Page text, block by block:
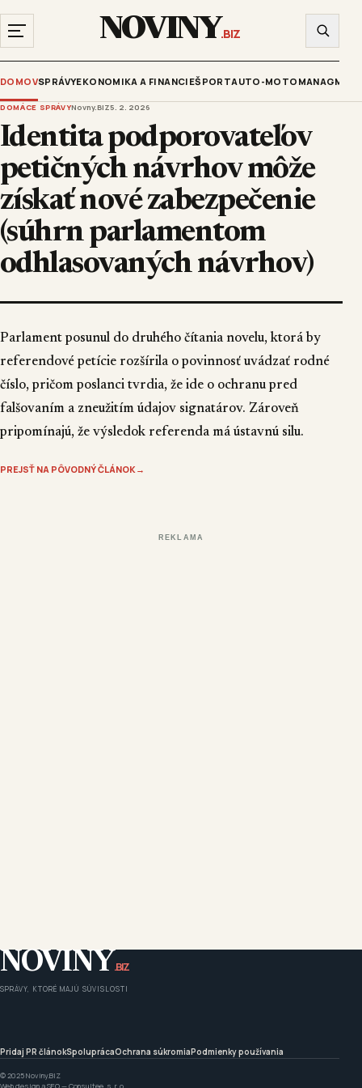
NOVINY.BIZ
DOMOVSPRÁVYEKONOMIKA A FINANCIEŠPORTAUTO-MOTO
DOMÁCE SPRÁVYNovny.BIZ5. 2. 2026
Identita podporovateľov
petičných návrhov môže
získať nové zabezpečenie
(súhrn parlamentom
odhlasovaných návrhov)
Parlament posunul do druhého čítania novelu, ktorá by
referendové petície rozšírila o povinnosť uvádzať rodné
číslo, pričom poslanci tvrdia, že ide o ochranu pred
falšovaním a zneužitím údajov signatárov. Zároveň
pripomínajú, že výsledok referenda má ústavnú silu.
PREJSŤ NA PÔVODNÝ ČLÁNOK →
REKLAMA
NOVINY.BIZ
SPRÁVY, KTORÉ MAJÚ SÚVISLOSTI
Pridaj PR článokSpoluprácaOchrana súkromiaPodmienky používania
© 2025 Noviny.BIZ